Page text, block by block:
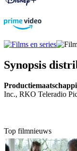
Synopsis
Inc., RKO Teleradio
Top filmnieuws